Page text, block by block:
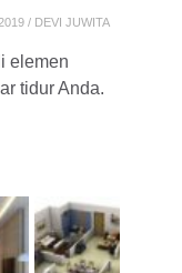
/ DEVI JUWITA
elemen
tidur Anda.